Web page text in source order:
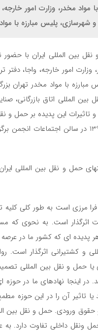
مخدر، وزارت امور
شهرسازی، پلیس مبارزه با
المللی ایران با حضور
امور خارجه، واجا، دفتر
با مواد مخدر تهران
المللی اتاق بازرگانی،
این پدیده بر حمل و
حلهای پیشنهاد شده روز سه شنبه مورخ 28 فرئرین ماه
حمل و نقل بین المللی
مرزی است به طور کلی
است. به نحوی که
پدیده ای که کشور ما در عرصه
و کشتیرانی اثرگذار است.
حمل و نقل بین المللی
در اینجا نهادهای ما در
تاثیر آن را در این حوزه
ورودی. حمل و نقل بین
داخلی تفاوت دارد. به